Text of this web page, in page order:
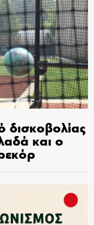
δισκοβολίας
και ο